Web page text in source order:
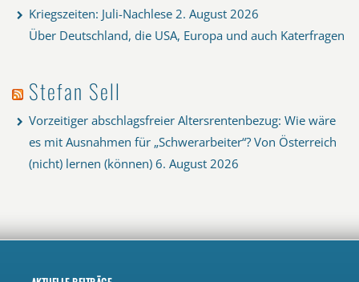
Kriegszeiten: Juli-Nachlese 2. August 2026
Über Deutschland, die USA, Europa und auch Katerfragen
Stefan Sell
Vorzeitiger abschlagsfreier Altersrentenbezug: Wie wäre
es mit Ausnahmen für „Schwerarbeiter“? Von Österreich
(nicht) lernen (können) 6. August 2026